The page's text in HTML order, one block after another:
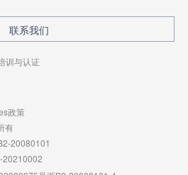
联系我们
训与认证
政策
有
20080101
20210002